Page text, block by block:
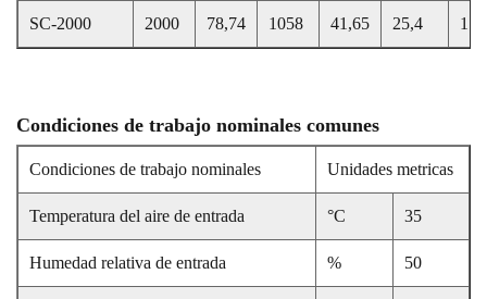
SC-2000 2000 78,74 1058 41,65 25,4 1
Condiciones de trabajo nominales comunes
Condiciones de trabajo nominales Unidades metricas
Temperatura del aire de entrada °C 35
Humedad relativa de entrada % 50